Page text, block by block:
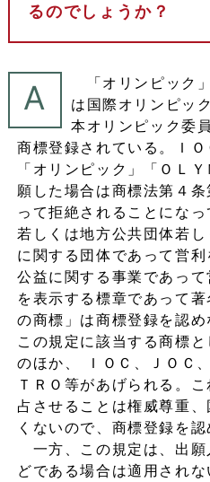
るのでしょうか？
A
「オリンピック
は国際オリンピッ
本オリンピック委
商標登録されている。Ｉ
「オリンピック」「ＯＬ
願した場合は商標法第４
って拒絶されることにな
若しくは地方公共団体若
に関する団体であって営
公益に関する事業であっ
を表示する標章であって
の商標」は商標登録を認め
この規定に該当する商標と
のほか、 ＩＯＣ、ＪＯＣ
ＴＲＯ等があげられる。
占させることは権威尊重
くないので、商標登録を認
一方、この規定は、出願
どである場合は適用され